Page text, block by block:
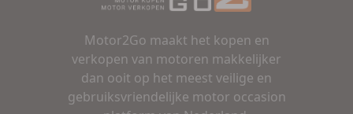
Motor2Go maakt het kopen en
verkopen van motoren makkelijker
dan ooit op het meest veilige en
gebruiksvriendelijke motor occasion